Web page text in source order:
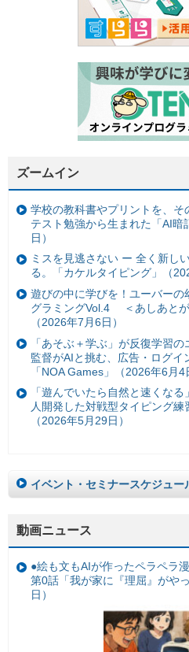
ズームイン
学校の教科書やプリントを、
テスト勉強から生まれた「AI
日）
ミスを見逃さない ー 全く新し
る。「カケルタイピング」（
遊びの中に学びを！ユーバー
グラミングVol.4 ＜あしあとが
（2026年7月6日）
「あそぶ＋学ぶ」が反復学習
監督がAIと挑む、広告・ログ
「NOA Games」（2026年6月4
「遊んでいたら自然と速くな
人開発した対戦型タイピング練
（2026年5月29日）
イベント・セミナースケジュー
動画ニュース
●絵も文もAIが作ったペラペラ
第0話「我が家に『理屈』がや
日）